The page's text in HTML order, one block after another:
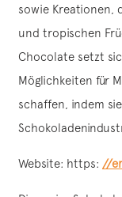
sowie Kreationen,
und tropischen
Chocolate setzt
Möglichkeiten für
schaffen, indem
Website: https: //